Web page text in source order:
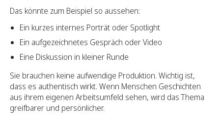
Das könnte zum Beispiel so aussehen:
Ein kurzes internes Porträt oder Spotlight
Ein aufgezeichnetes Gespräch oder Video
Eine Diskussion in kleiner Runde
Sie brauchen keine aufwendige Produktion. Wichtig ist,
dass es authentisch wirkt. Wenn Menschen Geschichten
aus ihrem eigenen Arbeitsumfeld sehen, wird das Thema
greifbarer und persönlicher.